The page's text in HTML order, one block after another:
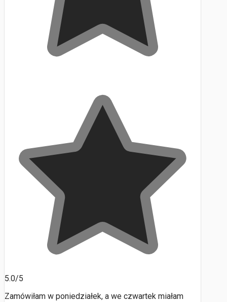
5.0/5
Zamówiłam w poniedziałek, a we czwartek miałam